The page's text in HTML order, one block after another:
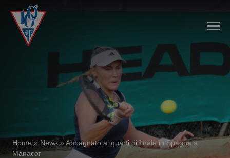
Home » News» Abbagnato ai quarti di finale in Spagna a
Manacor